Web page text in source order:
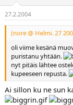
27.2.2004
(nore @ Helmi. 27
oli viime kesänä
puristanu yhtään.
nyt pitäis lähtee
kupeeseen repusta.
Ai sillon ku ne sun